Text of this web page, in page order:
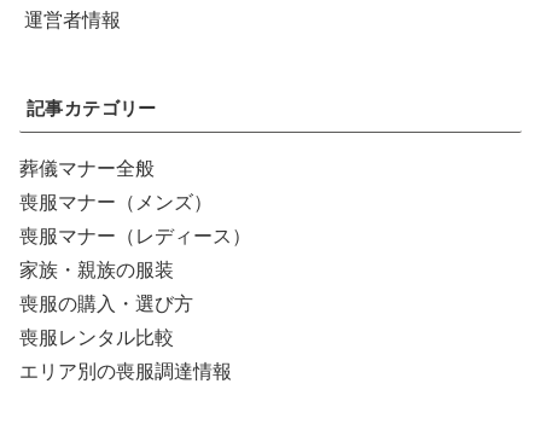
運営者情報
記事カテゴリー
葬儀マナー全般
喪服マナー（メンズ）
喪服マナー（レディース）
家族・親族の服装
喪服の購入・選び方
喪服レンタル比較
エリア別の喪服調達情報